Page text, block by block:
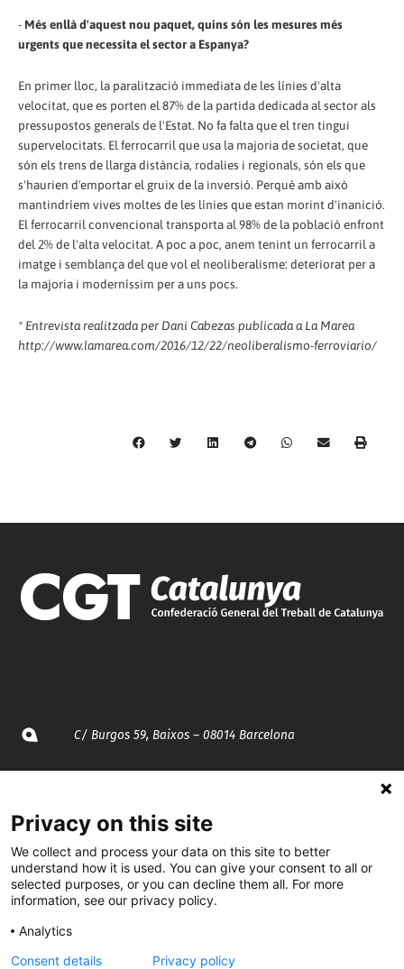
- Més enllà d'aquest nou paquet, quins són les mesures més
urgents que necessita el sector a Espanya?
En primer lloc, la paralització immediata de les línies d'alta
velocitat, que es porten el 87% de la partida dedicada al sector als
pressupostos generals de l'Estat. No fa falta que el tren tingui
supervelocitats. El ferrocarril que usa la majoria de societat, que
són els trens de llarga distància, rodalies i regionals, són els que
s'haurien d'emportar el gruix de la inversió. Perquè amb això
mantindríem vives moltes de les línies que estan morint d'inanició.
El ferrocarril convencional transporta al 98% de la població enfront
del 2% de l'alta velocitat. A poc a poc, anem tenint un ferrocarril a
imatge i semblança del que vol el neoliberalisme: deteriorat per a
la majoria i moderníssim per a uns pocs.
* Entrevista realitzada per Dani Cabezas publicada a La Marea
http://www.lamarea.com/2016/12/22/neoliberalismo-ferroviario/
C/ Burgos 59, Baixos – 08014 Barcelona
935 120 481
@CGTCatalunya
Privacy on this site
We collect and process your data on this site to better
understand how it is used. You can give your consent to all or
selected purposes, or you can decline them all. For more
information, see our privacy policy.
Analytics
Consent details
Privacy policy